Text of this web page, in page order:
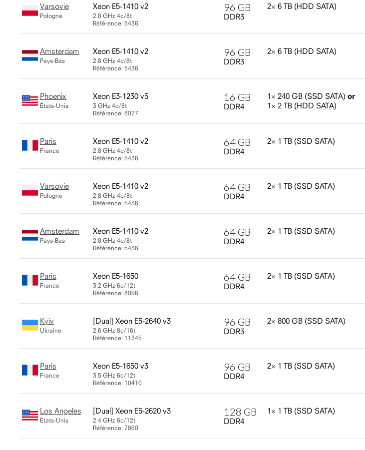
Varsovie
Pologne
Xeon E5-1410 v2
2.8 GHz 4c/8t
Référence: 5436
96 GB
DDR3
2× 6 TB (HDD SATA)
Amsterdam
Pays-Bas
Xeon E5-1410 v2
2.8 GHz 4c/8t
Référence: 5436
96 GB
DDR3
2× 6 TB (HDD SATA)
Phoenix
États-Unis
Xeon E3-1230 v5
3 GHz 4c/8t
Référence: 8027
16 GB
DDR4
1× 240 GB (SSD SATA) or
1× 2 TB (HDD SATA)
Paris
France
Xeon E5-1410 v2
2.8 GHz 4c/8t
Référence: 5436
64 GB
DDR4
2× 1 TB (SSD SATA)
Varsovie
Pologne
Xeon E5-1410 v2
2.8 GHz 4c/8t
Référence: 5436
64 GB
DDR4
2× 1 TB (SSD SATA)
Amsterdam
Pays-Bas
Xeon E5-1410 v2
2.8 GHz 4c/8t
Référence: 5436
64 GB
DDR4
2× 1 TB (SSD SATA)
Paris
France
Xeon E5-1650
3.2 GHz 6c/12t
Référence: 8096
64 GB
DDR4
2× 1 TB (SSD SATA)
Kyiv
Ukraine
Xeon E5-2640 v3
2.6 GHz 8c/16t
Référence: 11345
96 GB
DDR3
2× 800 GB (SSD SATA)
Paris
France
Xeon E5-1650 v3
3.5 GHz 6c/12t
Référence: 10410
96 GB
DDR4
2× 1 TB (SSD SATA)
Los Angeles
États-Unis
Xeon E5-2620 v3
2.4 GHz 6c/12t
Référence: 7860
128 GB
DDR4
1× 1 TB (SSD SATA)